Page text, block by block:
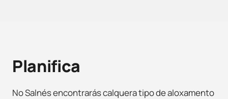
Planifica
No Salnés encontrarás calquera tipo de aloxamento